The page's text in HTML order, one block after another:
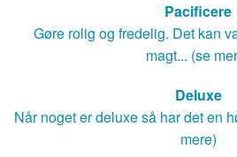
Pacificere
Gøre rolig og fredelig. Det kan
magt... (se
Deluxe
Når noget er deluxe så har det en
mere)